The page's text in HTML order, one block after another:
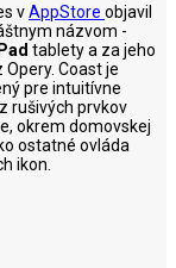
vAppStore objavil
názvom -
tablety a za jeho
Coast je
pre intuitívne
rušivých prvkov
okrem domovskej
ostatné ovláda
ikon.